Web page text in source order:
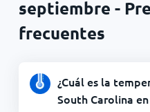
septiembre -
frecuentes
¿Cuál es la
South Carolina